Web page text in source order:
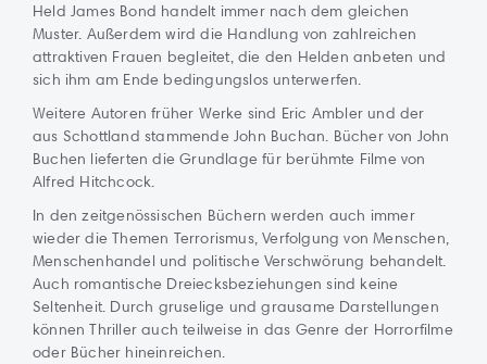
Held James Bond handelt immer nach dem gleichen
Muster. Außerdem wird die Handlung von zahlreichen
attraktiven Frauen begleitet, die den Helden anbeten und
sich ihm am Ende bedingungslos unterwerfen.
Weitere Autoren früher Werke sind Eric Ambler und der
aus Schottland stammende John Buchan. Bücher von John
Buchen lieferten die Grundlage für berühmte Filme von
Alfred Hitchcock.
In den zeitgenössischen Büchern werden auch immer
wieder die Themen Terrorismus, Verfolgung von Menschen,
Menschenhandel und politische Verschwörung behandelt.
Auch romantische Dreiecksbeziehungen sind keine
Seltenheit. Durch gruselige und grausame Darstellungen
können Thriller auch teilweise in das Genre der Horrorfilme
oder Bücher hineinreichen.